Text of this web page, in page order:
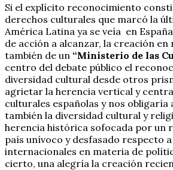
Si el explícito reconocimiento
derechos culturales que marcó la
América Latina ya se veía en
de acción a alcanzar, la creación en
también de un “Ministerio de las
centro del debate público el
diversidad cultural desde otros
agrietar la herencia vertical y
culturales españolas y nos
también la diversidad cultural y
herencia histórica sofocada por un
país unívoco y desfasado respecto a
internacionales en materia de
cierto, una alegría la creación